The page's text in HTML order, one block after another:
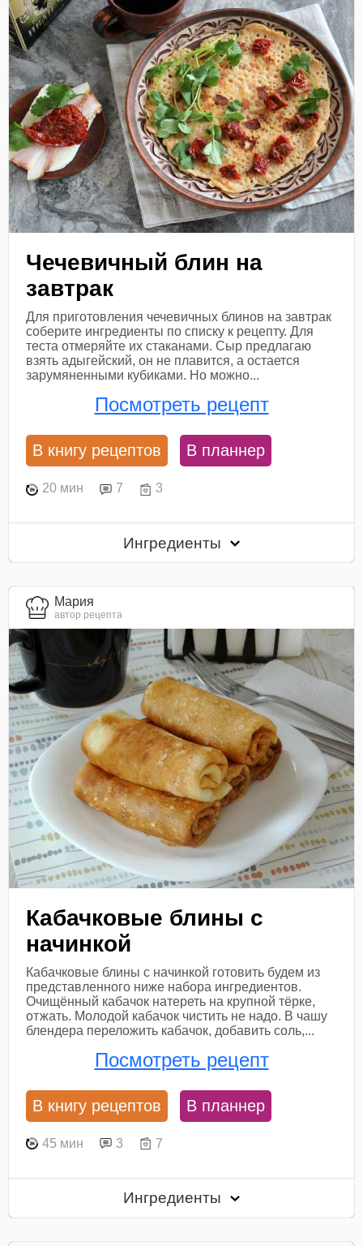
Чечевичный блин на
завтрак
Для приготовления чечевичных блинов на завтрак
соберите ингредиенты по списку к рецепту. Для
теста отмеряйте их стаканами. Сыр предлагаю
взять адыгейский, он не плавится, а остается
зарумяненными кубиками. Но можно...
Посмотреть рецепт
В книгу рецептов В планнер
20 мин 7 3
Ингредиенты
Мария
автор рецепта
Кабачковые блины с
начинкой
Кабачковые блины с начинкой готовить будем из
представленного ниже набора ингредиентов.
Очищённый кабачок натереть на крупной тёрке,
отжать. Молодой кабачок чистить не надо. В чашу
блендера переложить кабачок, добавить соль,...
Посмотреть рецепт
В книгу рецептов В планнер
45 мин 3 7
Ингредиенты